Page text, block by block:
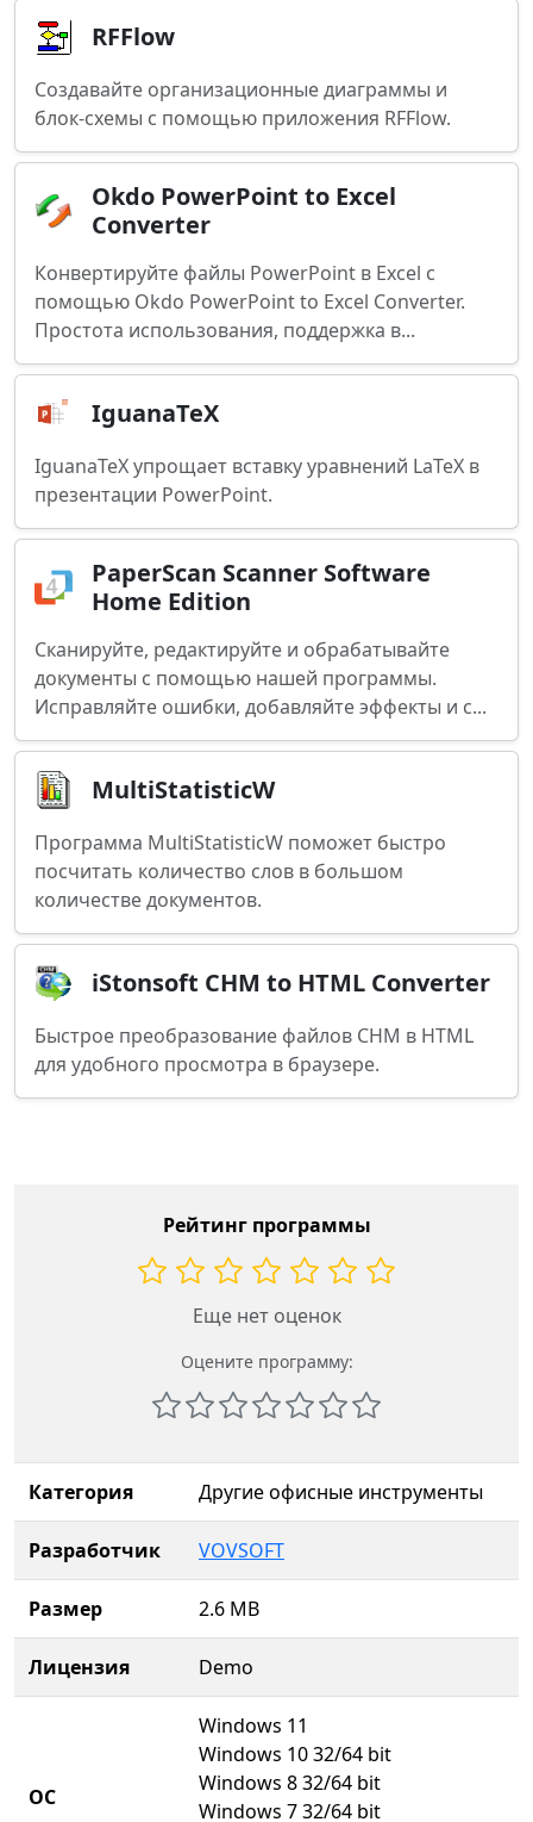
RFFlow
Создавайте организационные диаграммы и
блок-схемы с помощью приложения RFFlow.
Okdo PowerPoint to Excel
Converter
Конвертируйте файлы PowerPoint в Excel с
помощью Okdo PowerPoint to Excel Converter.
Простота использования, поддержка в...
IguanaTeX
IguanaTeX упрощает вставку уравнений LaTeX в
презентации PowerPoint.
PaperScan Scanner Software
Home Edition
Сканируйте, редактируйте и обрабатывайте
документы с помощью нашей программы.
Исправляйте ошибки, добавляйте эффекты и с...
MultiStatisticW
Программа MultiStatisticW поможет быстро
посчитать количество слов в большом
количестве документов.
iStonsoft CHM to HTML Converter
Быстрое преобразование файлов CHM в HTML
для удобного просмотра в браузере.
Рейтинг программы
Еще нет оценок
Оцените программу:
Категория Другие офисные инструменты
Разработчик VOVSOFT
Размер 2.6 MB
Лицензия Demo
ОС
Windows 11
Windows 10 32/64 bit
Windows 8 32/64 bit
Windows 7 32/64 bit